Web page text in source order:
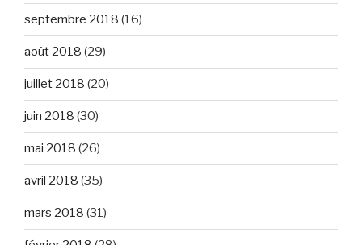
septembre 2018 (16)
août 2018 (29)
juillet 2018 (20)
juin 2018 (30)
mai 2018 (26)
avril 2018 (35)
mars 2018 (31)